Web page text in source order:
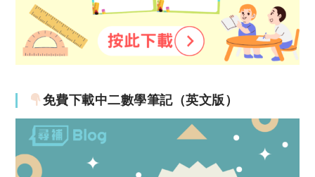
免費下載中二數學筆記（英文版）